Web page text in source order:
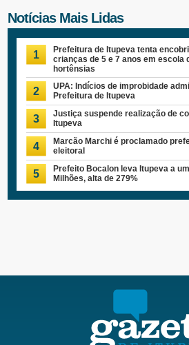
Notícias Mais Lidas
1
Prefeitura de Itupeva tenta
crianças de 5 e 7 anos em escola
hortênsias
2
UPA: Indícios de improbidade
Prefeitura de Itupeva
3
Justiça suspende realização de
Itupeva
4
Marcão Marchi é proclamado
eleitoral
5
Prefeito Bocalon leva Itupeva a
Milhões, alta de 279%